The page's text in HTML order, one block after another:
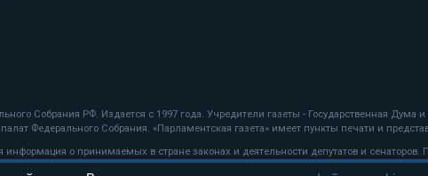
Собрания РФ. Издается с 1997 года. Учредители газеты - Государственная
Федерального Собрания. «Парламентская газета» имеет пункты печати и
информация о принимаемых в стране законах и деятельности депутатов и сенаторов.